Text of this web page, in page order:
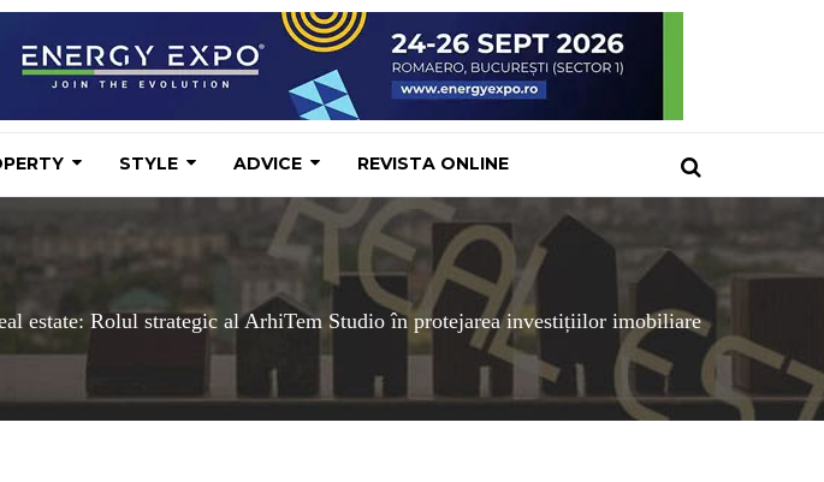
STYLE ADVICE REVISTA ONLINE
estate: Rolul strategic al ArhiTem Studio în protejarea investițiilor imobiliare